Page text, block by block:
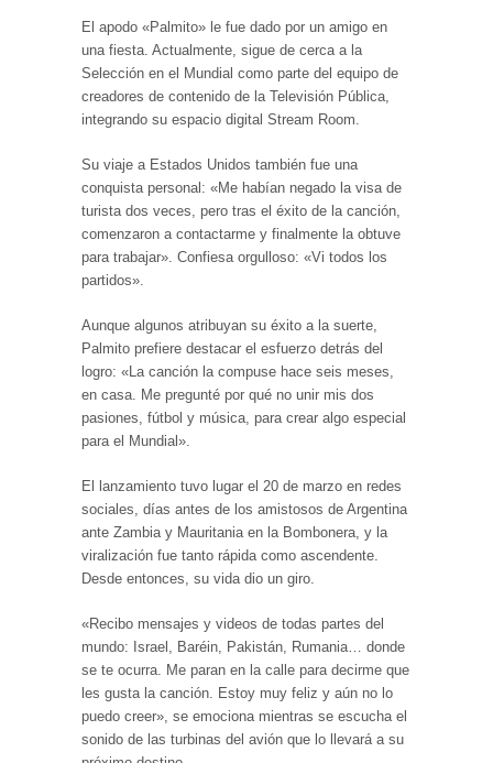
El apodo «Palmito» le fue dado por un amigo en
una fiesta. Actualmente, sigue de cerca a la
Selección en el Mundial como parte del equipo de
creadores de contenido de la Televisión Pública,
integrando su espacio digital Stream Room.
Su viaje a Estados Unidos también fue una
conquista personal: «Me habían negado la visa de
turista dos veces, pero tras el éxito de la canción,
comenzaron a contactarme y finalmente la obtuve
para trabajar». Confiesa orgulloso: «Vi todos los
partidos».
Aunque algunos atribuyan su éxito a la suerte,
Palmito prefiere destacar el esfuerzo detrás del
logro: «La canción la compuse hace seis meses,
en casa. Me pregunté por qué no unir mis dos
pasiones, fútbol y música, para crear algo especial
para el Mundial».
El lanzamiento tuvo lugar el 20 de marzo en redes
sociales, días antes de los amistosos de Argentina
ante Zambia y Mauritania en la Bombonera, y la
viralización fue tanto rápida como ascendente.
Desde entonces, su vida dio un giro.
«Recibo mensajes y videos de todas partes del
mundo: Israel, Baréin, Pakistán, Rumania… donde
se te ocurra. Me paran en la calle para decirme que
les gusta la canción. Estoy muy feliz y aún no lo
puedo creer», se emociona mientras se escucha el
sonido de las turbinas del avión que lo llevará a su